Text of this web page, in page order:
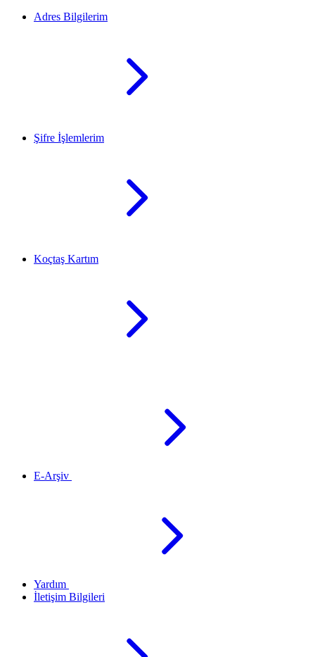
Adres Bilgilerim
Şifre İşlemlerim
Koçtaş Kartım
E-Arşiv
Yardım
İletişim Bilgileri